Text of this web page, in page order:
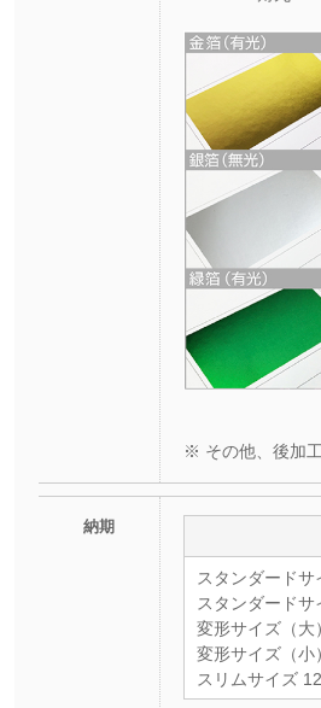
※ その他、後加
納期
スタンダード
スタンダード
変形サイズ（
変形サイズ（
スリムサイズ